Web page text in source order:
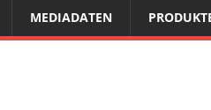
MEDIADATEN